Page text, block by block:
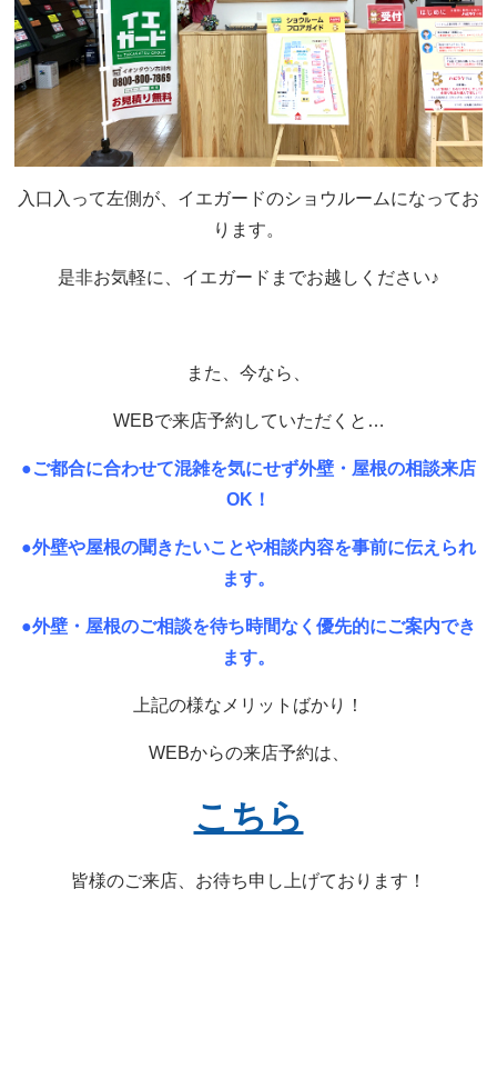
入口入って左側が、イエガードのショウルームになってお
ります。
是非お気軽に、イエガードまでお越しください♪
また、今なら、
WEBで来店予約していただくと…
●ご都合に合わせて混雑を気にせず外壁・屋根の相談来店
OK！
●外壁や屋根の聞きたいことや相談内容を事前に伝えられ
ます。
●外壁・屋根のご相談を待ち時間なく優先的にご案内でき
ます。
上記の様なメリットばかり！
WEBからの来店予約は、
こちら
皆様のご来店、お待ち申し上げております！